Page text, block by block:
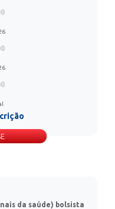
da saúde) bolsista